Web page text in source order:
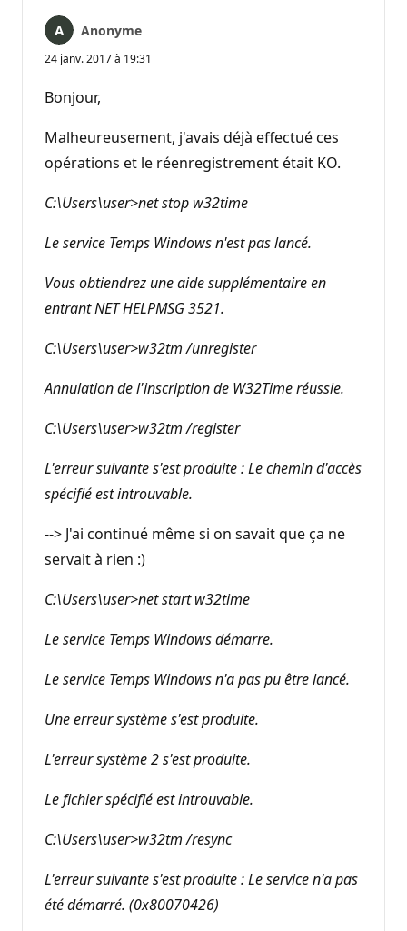
Anonyme
24 janv. 2017 à 19:31
Bonjour,
Malheureusement, j'avais déjà effectué ces
opérations et le réenregistrement était KO.
C:\Users\user>net stop w32time
Le service Temps Windows n'est pas lancé.
Vous obtiendrez une aide supplémentaire en
entrant NET HELPMSG 3521.
C:\Users\user>w32tm /unregister
Annulation de l'inscription de W32Time réussie.
C:\Users\user>w32tm /register
L'erreur suivante s'est produite : Le chemin d'accès
spécifié est introuvable.
--> J'ai continué même si on savait que ça ne
servait à rien :)
C:\Users\user>net start w32time
Le service Temps Windows démarre.
Le service Temps Windows n'a pas pu être lancé.
Une erreur système s'est produite.
L'erreur système 2 s'est produite.
Le fichier spécifié est introuvable.
C:\Users\user>w32tm /resync
L'erreur suivante s'est produite : Le service n'a pas
été démarré. (0x80070426)